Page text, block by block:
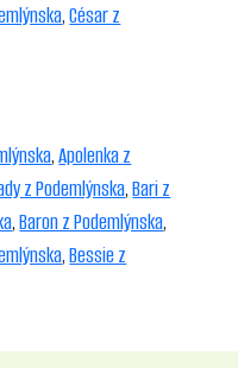
,César z
,Apolenka z
z Podemlýnska,Bari z
,Baron z Podemlýnska,
,Bessie z